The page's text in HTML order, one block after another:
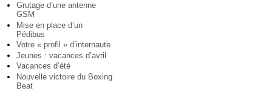
Grutage d’une antenne
GSM
Mise en place d’un
Pédibus
Votre « profil » d’internaute
Jeunes : vacances d’avril
Vacances d’été
Nouvelle victoire du Boxing
Beat